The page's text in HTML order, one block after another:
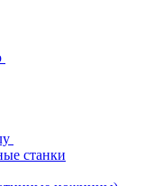
станки